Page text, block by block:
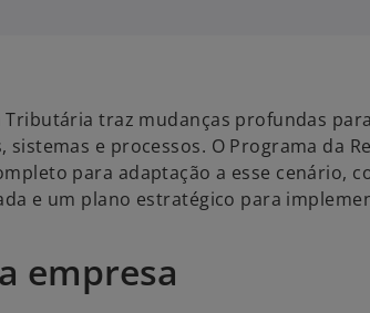
Tributária traz mudanças profundas
sistemas e processos. O Programa da
para adaptação a esse cenário,
e um plano estratégico para
empresa